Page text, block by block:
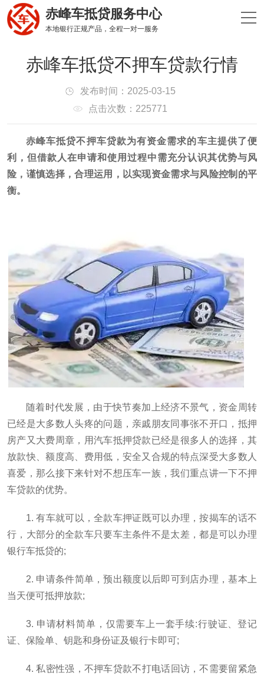
赤峰车抵贷服务中心
本地银行正规产品，全程一对一服务
赤峰车抵贷不押车贷款行情
发布时间：2025-03-15
点击次数：225771
赤峰车抵贷不押车贷款为有资金需求的车主提供了便
利，但借款人在申请和使用过程中需充分认识其优势与风
险，谨慎选择，合理运用，以实现资金需求与风险控制的平
衡。
随着时代发展，由于快节奏加上经济不景气，资金周转
已经是大多数人头疼的问题，亲戚朋友同事张不开口，抵押
房产又大费周章，用汽车抵押贷款已经是很多人的选择，其
放款快、额度高、费用低，安全又合规的特点深受大多数人
喜爱，那么接下来针对不想压车一族，我们重点讲一下不押
车贷款的优势。
1. 有车就可以，全款车押证既可以办理，按揭车的话不
行，大部分的全款车只要车主条件不是太差，都是可以办理
银行车抵贷的;
2. 申请条件简单，预出额度以后即可到店办理，基本上
当天便可抵押放款;
3. 申请材料简单，仅需要车上一套手续:行驶证、登记
证、保险单、钥匙和身份证及银行卡即可;
4. 私密性强，不押车贷款不打电话回访，不需要留紧急